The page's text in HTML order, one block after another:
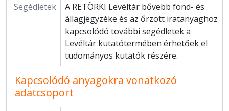
Segédletek
A RETÖRKI Levéltár bővebb fond- és
állagjegyzéke és az őrzött iratanyaghoz
kapcsolódó további segédletek a
Levéltár kutatótermében érhetőek el
tudományos kutatók részére.
Kapcsolódó anyagokra vonatkozó
adatcsoport